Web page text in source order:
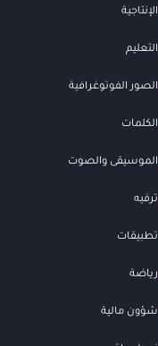
الإنتاجية
التعليم
الصور الفوتوغرافية
الكلمات
الموسيقى والصوت
ترفيه
تطبيقات
رياضة
شؤون مالية